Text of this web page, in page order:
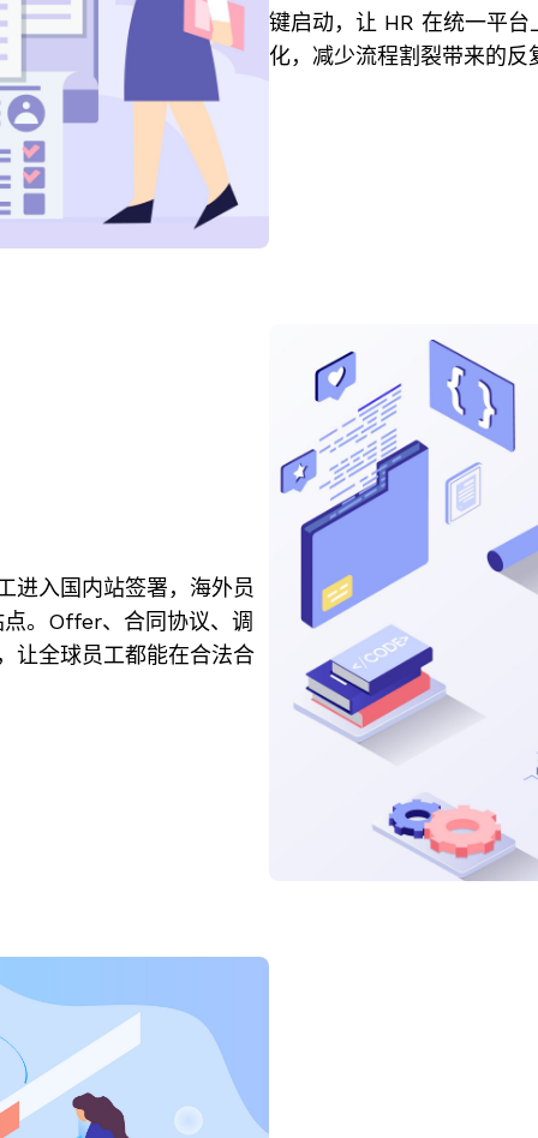
键启动，让 HR 在统一平
化，减少流程割裂带来的反
进入国内站签署，海外员
。Offer、合同协议、调
让全球员工都能在合法合